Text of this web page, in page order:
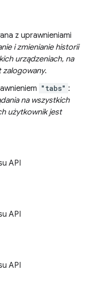
z uprawnieniami
i zmienianie historii
urządzeniach, na
.
"tabs" :
na wszystkich
użytkownik jest
API
API
API